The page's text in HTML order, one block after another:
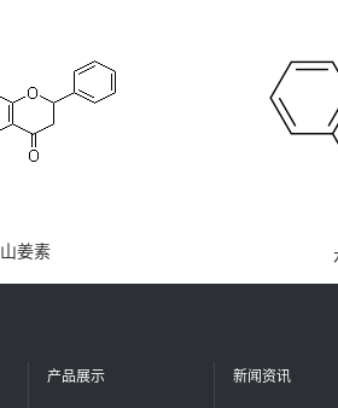
山姜素
产品展示 新闻资讯